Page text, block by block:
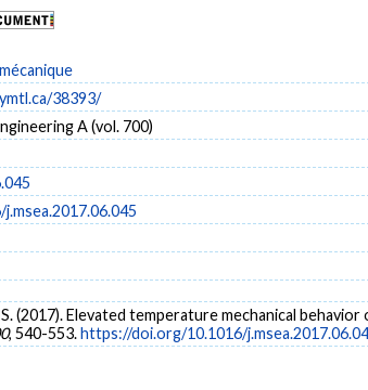
38393/
A (vol. 700)
(2017). Elevated temperature mechanical
, 540-553.https://doi.org/10.1016/